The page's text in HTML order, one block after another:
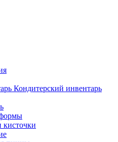
Кондитерский инвентарь
кисточки